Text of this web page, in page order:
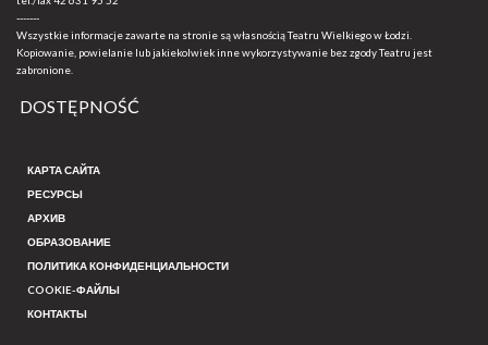
-------
Wszystkie informacje zawarte na stronie są własnością Teatru Wielkiego w Łodzi.
Kopiowanie, powielanie lub jakiekolwiek inne wykorzystywanie bez zgody Teatru jest
zabronione.
DOSTĘPNOŚĆ
КАРТА САЙТА
РЕСУРСЫ
АРХИВ
ОБРАЗОВАНИЕ
ПОЛИТИКА КОНФИДЕНЦИАЛЬНОСТИ
COOKIE-ФАЙЛЫ
КОНТАКТЫ